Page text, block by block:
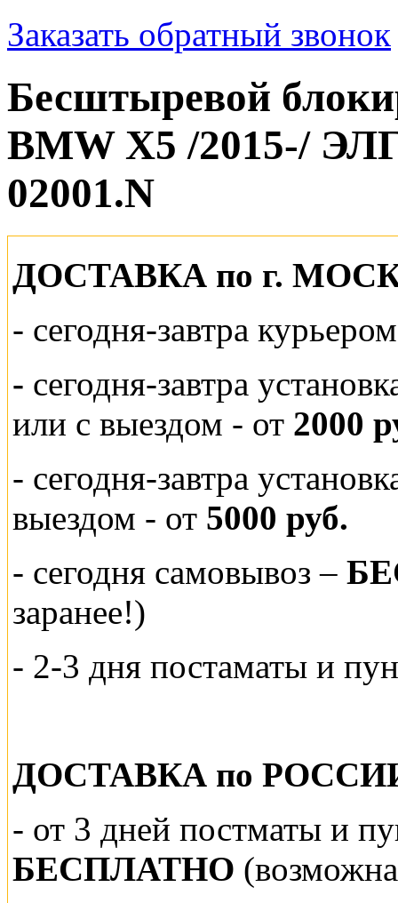
Заказать обратный звонок
Бесштыревой
BMW X5 /2015-/
02001.N
ДОСТАВКА по г.
- сегодня-завтра
- сегодня-завтра
или с выездом - от 2000
- сегодня-завтра
выездом - от 5000 руб.
- сегодня самовывоз –
заранее!)
- 2-3 дня постаматы и
ДОСТАВКА по
- от 3 дней постматы и
БЕСПЛАТНО